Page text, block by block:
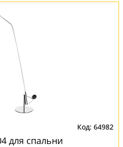
64982
для спальни